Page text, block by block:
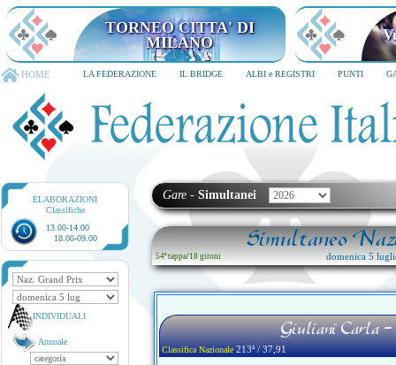
TORNEO CITTA' DI MILANO
6-8 dicembre 2026
HOME LA FEDERAZIONE IL BRIDGE ALBI e REGISTRI PUNTI
ELABORAZIONI
Classifiche
13.00-14.00
18.00-09.00
INDIVIDUALI
Annuale
Gare - Simultanei
Simultaneo
54ª tappa/18 gironi domenica 5
Giuliani Carla -
Classifica Nazionale213ª / 37,91